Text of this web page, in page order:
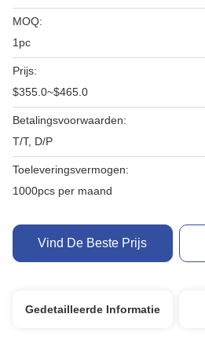
MOQ:
1pc
Prijs:
$355.0~$465.0
Betalingsvoorwaarden:
T/T, D/P
Toeleveringsvermogen:
1000pcs per maand
Vind De Beste Prijs
Gedetailleerde Informatie